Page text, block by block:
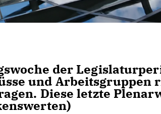
der
und Arbeitsgruppen
Diese letzte